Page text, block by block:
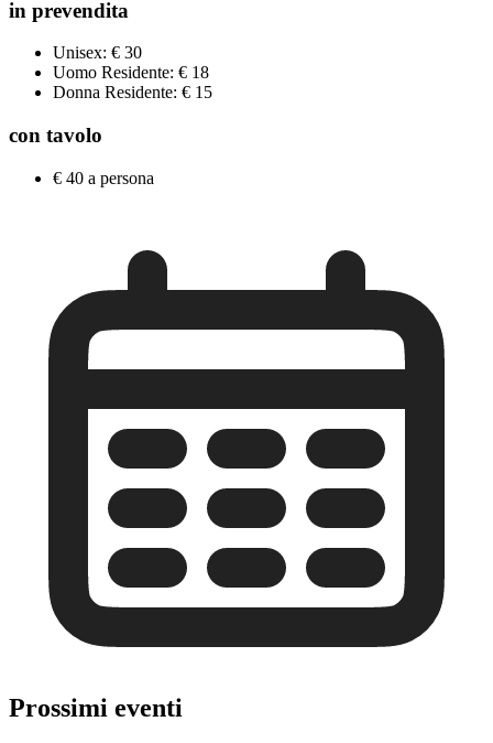
in prevendita
Unisex: € 30
Uomo Residente: € 18
Donna Residente: € 15
con tavolo
€ 40 a persona
Prossimi eventi